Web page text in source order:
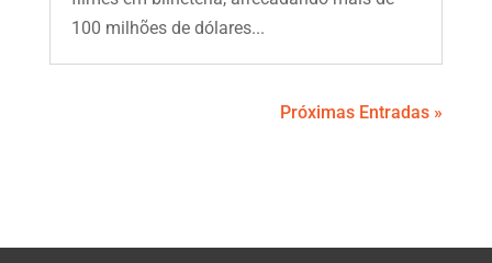
100 milhões de dólares...
Próximas Entradas »